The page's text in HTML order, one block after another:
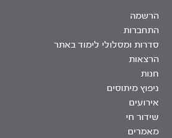
הרשמה
התחברות
סדרות ומסלולי לימוד באתר
הרצאות
חנות
ניפוץ מיתוסים
אירועים
שידור חי
מאמרים